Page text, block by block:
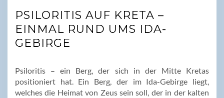
PSILORITIS AUF KRETA –
EINMAL RUND UMS IDA-
GEBIRGE
Psiloritis – ein Berg, der sich in der Mitte Kretas
positioniert hat. Ein Berg, der im Ida-Gebirge liegt,
welches die Heimat von Zeus sein soll, der in der kalten